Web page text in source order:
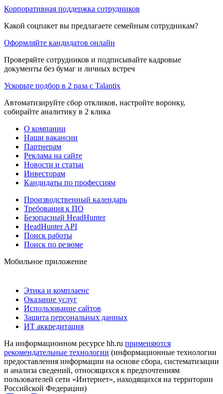
Корпоративная поддержка сотрудников
Какой соцпакет вы предлагаете семейным сотрудникам?
Оформляйте кандидатов онлайн
Проверяйте сотрудников и подписывайте кадровые
документы без бумаг и личных встреч
Ускорьте подбор в 2 раза с Talantix
Автоматизируйте сбор откликов, настройте воронку,
собирайте аналитику в 2 клика
О компании
Наши вакансии
Партнерам
Реклама на сайте
Новости и статьи
Инвесторам
Кандидаты по профессиям
Производственный календарь
Требования к ПО
Безопасный HeadHunter
HeadHunter API
Поиск работы
Поиск по резюме
Мобильное приложение
Этика и комплаенс
Оказание услуг
Использование сайтов
Защита персональных данных
ИТ аккредитация
На информационном ресурсе hh.ru применяются
рекомендательные технологии (информационные технологии
предоставления информации на основе сбора, систематизации
и анализа сведений, относящихся к предпочтениям
пользователей сети «Интернет», находящихся на территории
Российской Федерации)